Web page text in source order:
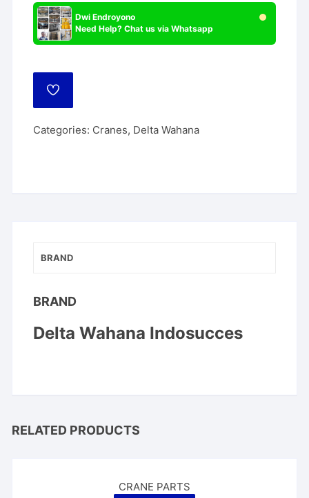
Dwi Endroyono
Need Help? Chat us via Whatsapp
ADD
Categories: Cranes, Delta Wahana
BRAND
BRAND
Delta Wahana Indosucces
RELATED PRODUCTS
CRANE PARTS